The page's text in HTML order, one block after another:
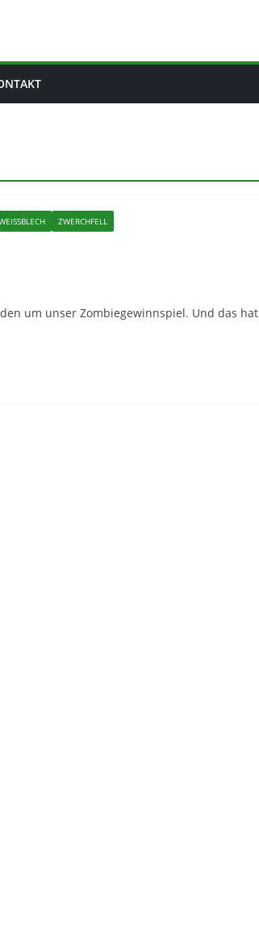
ZWERCHFELL
um unser Zombiegewinnspiel. Und das hat